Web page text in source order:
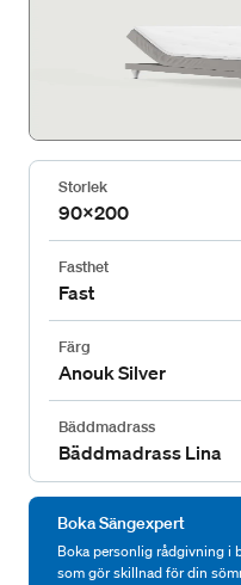
Storlek
90x200
Fasthet
Fast
Färg
Anouk Silver
Bäddmadrass
Bäddmadrass Lina
Boka Sängexpert
Boka personlig rådgivning i
som gör skillnad för din